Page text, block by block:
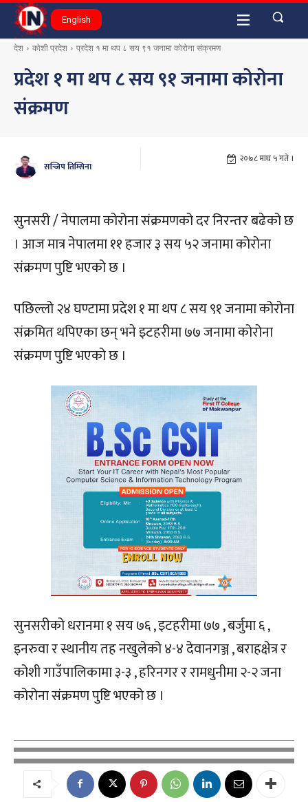
English
देश कोशी प्रदेश प्रदेश १ मा थप ८ सय ९१ जनामा कोरोना संक्रमण
प्रदेश १ मा थप ८ सय ९१ जनामा कोरोना
संक्रमण
सन्जिप तिम्सिना
२०७८ माघ ५ गते ।
सुनसरी / नेपालमा कोरोना संक्रमणको दर निरन्तर बढेको छ
। आज मात्र नेपालमा ११ हजार ३ सय ५२ जनामा कोरोना
संक्रमण पुष्टि भएको छ ।
पछिल्लो २४ घण्टामा प्रदेश १ मा थप ८ सय ९१ जनामा कोरोना
संक्रमित थपिएका छन् भने इटहरीमा ७७ जनामा कोरोना
संक्रमण पुष्टि भएको छ ।
सुनसरीको धरानमा १ सय ७६ , इटहरीमा ७७ , बर्जुमा ६ ,
इनरुवा र स्थानीय तह नखुलेको ४-४ देवानगञ्ज , बराहक्षेत्र र
कोशी गाउँपालिकामा ३-३ , हरिनगर र रामधुनीमा २-२ जना
कोरोना संक्रमण पुष्टि भएको छ ।